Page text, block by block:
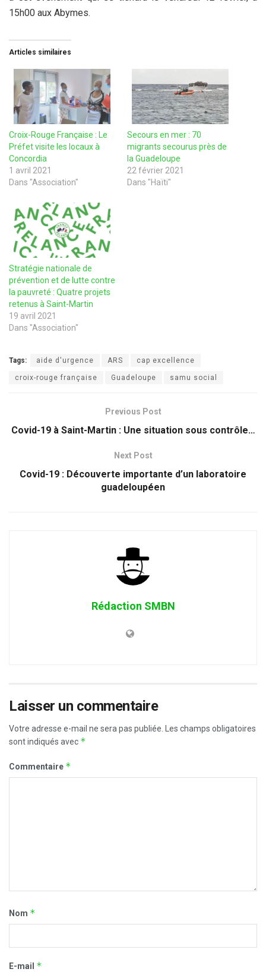
15h00 aux Abymes.
Articles similaires
Croix-Rouge Française : Le
Préfet visite les locaux à
Concordia
1 avril 2021
Dans "Association"
Secours en mer : 70
migrants secourus près de
la Guadeloupe
22 février 2021
Dans "Haïti"
Stratégie nationale de
prévention et de lutte contre
la pauvreté : Quatre projets
retenus à Saint-Martin
19 avril 2021
Dans "Association"
Tags: aide d'urgence ARS cap excellence
croix-rouge française Guadeloupe samu social
Previous Post
Covid-19 à Saint-Martin : Une situation sous contrôle…
Next Post
Covid-19 : Découverte importante d’un laboratoire
guadeloupéen
Rédaction SMBN
Laisser un commentaire
Votre adresse e-mail ne sera pas publiée.
Les champs obligatoires
sont indiqués avec *
Commentaire *
Nom *
E-mail *